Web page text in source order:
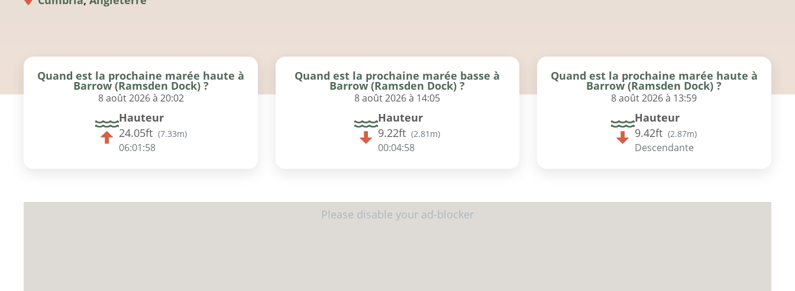
Quand est la prochaine marée haute à
Barrow (Ramsden Dock) ?
8 août 2026 à 20:02
Hauteur
24.05ft (7.33m)
06:01:57
Quand est la prochaine marée basse à
Barrow (Ramsden Dock) ?
8 août 2026 à 14:05
Hauteur
9.22ft (2.81m)
00:04:57
Quand est la prochaine marée haute à
Barrow (Ramsden Dock) ?
8 août 2026 à 13:59
Hauteur
9.42ft (2.87m)
Descendante